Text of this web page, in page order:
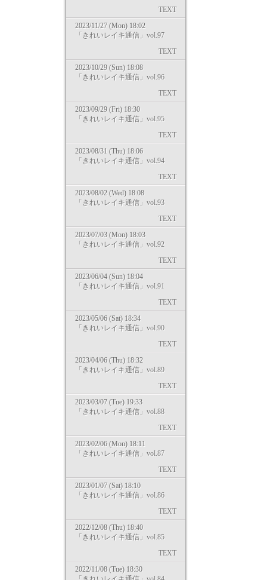
TEXT
2023/11/27 (Mon) 18:02
「きれいレイキ通信」vol.97
TEXT
2023/10/29 (Sun) 18:08
「きれいレイキ通信」vol.96
TEXT
2023/09/29 (Fri) 18:30
「きれいレイキ通信」vol.95
TEXT
2023/08/31 (Thu) 18:06
「きれいレイキ通信」vol.94
TEXT
2023/08/02 (Wed) 18:08
「きれいレイキ通信」vol.93
TEXT
2023/07/03 (Mon) 18:03
「きれいレイキ通信」vol.92
TEXT
2023/06/04 (Sun) 18:04
「きれいレイキ通信」vol.91
TEXT
2023/05/06 (Sat) 18:34
「きれいレイキ通信」vol.90
TEXT
2023/04/06 (Thu) 18:32
「きれいレイキ通信」vol.89
TEXT
2023/03/07 (Tue) 19:33
「きれいレイキ通信」vol.88
TEXT
2023/02/06 (Mon) 18:11
「きれいレイキ通信」vol.87
TEXT
2023/01/07 (Sat) 18:10
「きれいレイキ通信」vol.86
TEXT
2022/12/08 (Thu) 18:40
「きれいレイキ通信」vol.85
TEXT
2022/11/08 (Tue) 18:30